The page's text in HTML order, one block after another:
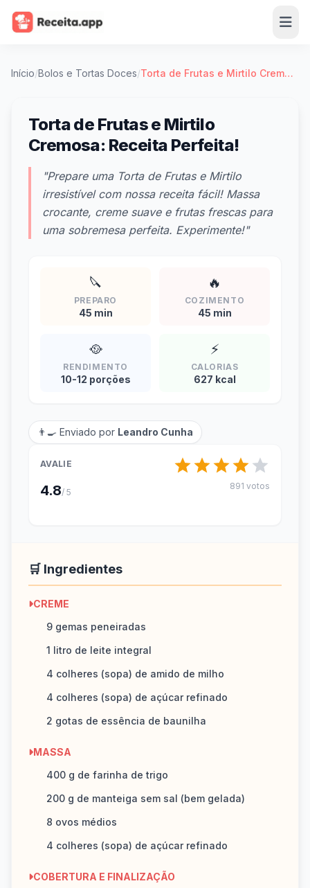
Início/Bolos e Tortas Doces/ Torta de Frutas e Mirtilo Cremosa: Receita Perfeita!
Torta de Frutas e Mirtilo
Cremosa: Receita Perfeita!
"Prepare uma Torta de Frutas e Mirtilo
irresistível com nossa receita fácil! Massa
crocante, creme suave e frutas frescas para
uma sobremesa perfeita. Experimente!"
🔪
PREPARO
45 min
🔥
COZIMENTO
45 min
🥘
RENDIMENTO
10-12 porções
⚡
CALORIAS
627 kcal
👨‍🍳 Enviado por Leandro Cunha
AVALIE
4.8/ 5
891 votos
🛒 Ingredientes
CREME
9 gemas peneiradas
1 litro de leite integral
4 colheres (sopa) de amido de milho
4 colheres (sopa) de açúcar refinado
2 gotas de essência de baunilha
MASSA
400 g de farinha de trigo
200 g de manteiga sem sal (bem gelada)
8 ovos médios
4 colheres (sopa) de açúcar refinado
COBERTURA E FINALIZAÇÃO